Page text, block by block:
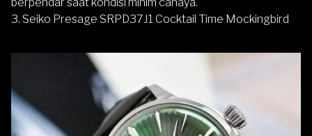
3. Seiko Presage SRPD37J1 Cocktail Time Mockingbird